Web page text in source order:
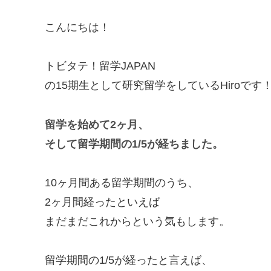
こんにちは！
トビタテ！留学JAPAN
の15期生として研究留学をしているHiroです！
留学を始めて2ヶ月、
そして留学期間の1/5が経ちました。
10ヶ月間ある留学期間のうち、
2ヶ月間経ったといえば
まだまだこれからという気もします。
留学期間の1/5が経ったと言えば、